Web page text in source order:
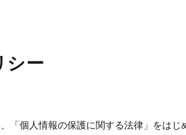
シー
「個人情報の保護に関する法律」をはじ